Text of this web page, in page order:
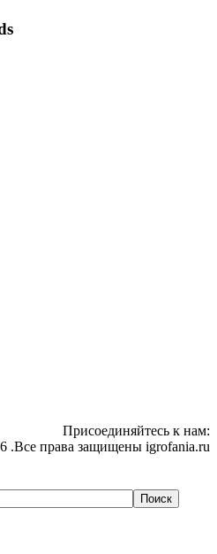
Присоединяйтесь к нам:
.Все права защищены igrofania.ru